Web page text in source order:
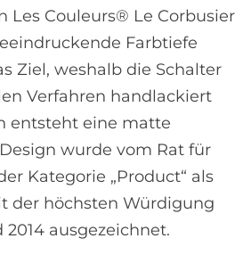
Les Couleurs® Le Corbusier
Farbtiefe
Ziel, weshalb die Schalter
Verfahren handlackiert
entsteht eine matte
wurde vom Rat für
Kategorie „Product“ als
der höchsten Würdigung
ausgezeichnet.